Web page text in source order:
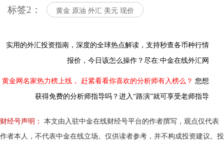
标签2： 黄金 原油 外汇 美元 现价
实用的外汇投资指南， 深度的全球热点解读， 支持秒查各币种行情
报价，今日该怎么操作？尽在:中金在线外汇网
黄金网名家热力榜上线， 赶紧看看你喜欢的分析师有入榜么？ 您想
获得免费的分析师指导吗？进入“路演”就可享受老师指导
财经号声明：
本文由入驻中金在线财经号平台的作者撰写，观点仅代表
作者本人，不代表中金在线立场。仅供读者参考，并不构成投资建议。投